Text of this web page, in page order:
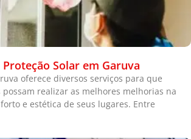
Proteção Solar em Garuva
oferece diversos serviços para que
possam realizar as melhores melhorias na
e estética de seus lugares. Entre